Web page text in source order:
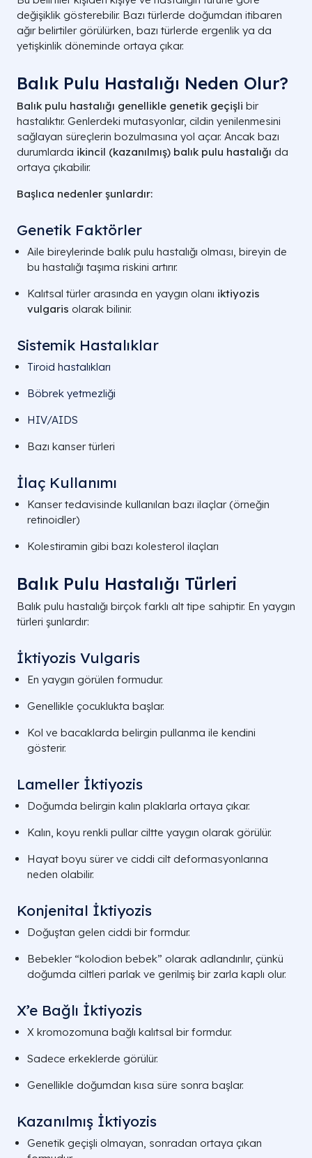
değişiklik gösterebilir. Bazı türlerde doğumdan itibaren
ağır belirtiler görülürken, bazı türlerde ergenlik ya da
yetişkinlik döneminde ortaya çıkar.
Balık Pulu Hastalığı Neden Olur?
Balık pulu hastalığı genellikle genetik geçişli bir
hastalıktır. Genlerdeki mutasyonlar, cildin yenilenmesini
sağlayan süreçlerin bozulmasına yol açar. Ancak bazı
durumlarda ikincil (kazanılmış) balık pulu hastalığı da
ortaya çıkabilir.
Başlıca nedenler şunlardır:
Genetik Faktörler
Aile bireylerinde balık pulu hastalığı olması, bireyin de
bu hastalığı taşıma riskini artırır.
Kalıtsal türler arasında en yaygın olanı iktiyozis
vulgaris olarak bilinir.
Sistemik Hastalıklar
Tiroid hastalıkları
Böbrek yetmezliği
HIV/AIDS
Bazı kanser türleri
İlaç Kullanımı
Kanser tedavisinde kullanılan bazı ilaçlar (örneğin
retinoidler)
Kolestiramin gibi bazı kolesterol ilaçları
Balık Pulu Hastalığı Türleri
Balık pulu hastalığı birçok farklı alt tipe sahiptir. En yaygın
türleri şunlardır:
İktiyozis Vulgaris
En yaygın görülen formudur.
Genellikle çocuklukta başlar.
Kol ve bacaklarda belirgin pullanma ile kendini
gösterir.
Lameller İktiyozis
Doğumda belirgin kalın plaklarla ortaya çıkar.
Kalın, koyu renkli pullar ciltte yaygın olarak görülür.
Hayat boyu sürer ve ciddi cilt deformasyonlarına
neden olabilir.
Konjenital İktiyozis
Doğuştan gelen ciddi bir formdur.
Bebekler “kolodion bebek” olarak adlandırılır, çünkü
doğumda ciltleri parlak ve gerilmiş bir zarla kaplı olur.
X’e Bağlı İktiyozis
X kromozomuna bağlı kalıtsal bir formdur.
Sadece erkeklerde görülür.
Genellikle doğumdan kısa süre sonra başlar.
Kazanılmış İktiyozis
Genetik geçişli olmayan, sonradan ortaya çıkan